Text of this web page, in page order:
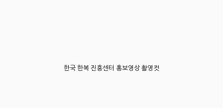
한국 한복 진흥센터 홍보영상 촬영컷